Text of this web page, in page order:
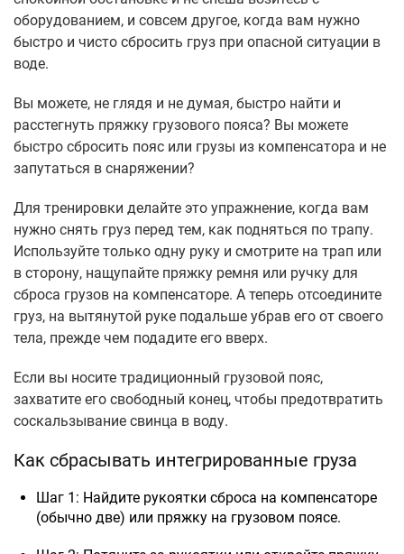
оборудованием, и совсем другое, когда вам нужно
быстро и чисто сбросить груз при опасной ситуации в
воде.
Вы можете, не глядя и не думая, быстро найти и
расстегнуть пряжку грузового пояса? Вы можете
быстро сбросить пояс или грузы из компенсатора и не
запутаться в снаряжении?
Для тренировки делайте это упражнение, когда вам
нужно снять груз перед тем, как подняться по трапу.
Используйте только одну руку и смотрите на трап или
в сторону, нащупайте пряжку ремня или ручку для
сброса грузов на компенсаторе. А теперь отсоедините
груз, на вытянутой руке подальше убрав его от своего
тела, прежде чем подадите его вверх.
Если вы носите традиционный грузовой пояс,
захватите его свободный конец, чтобы предотвратить
соскальзывание свинца в воду.
Как сбрасывать интегрированные груза
Шаг 1: Найдите рукоятки сброса на компенсаторе
(обычно две) или пряжку на грузовом поясе.